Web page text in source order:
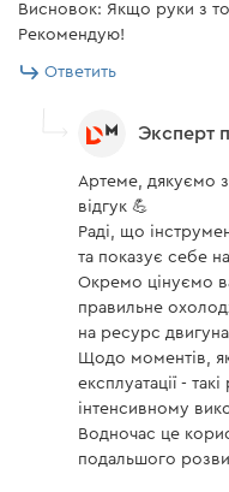
Висновок: Якщо руки з
Рекомендую!
Ответить
Эксперт
Артеме, дякуємо
відгук 💪
Раді, що
та показує себе
Окремо цінуємо
правильне
на ресурс
Щодо моментів,
експлуатації -
інтенсивному
Водночас це
подальшого